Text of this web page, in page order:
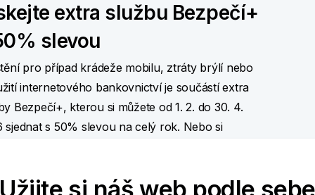
extra službu Bezpečí+
slevou
pro případ krádeže mobilu, ztráty brýlí nebo
internetového bankovnictví je součástí extra
Bezpečí+, kterou si můžete od 1. 2. do 30. 4.
sjednat s 50% slevou na celý rok. Nebo si
Užijte si náš web podle sebe